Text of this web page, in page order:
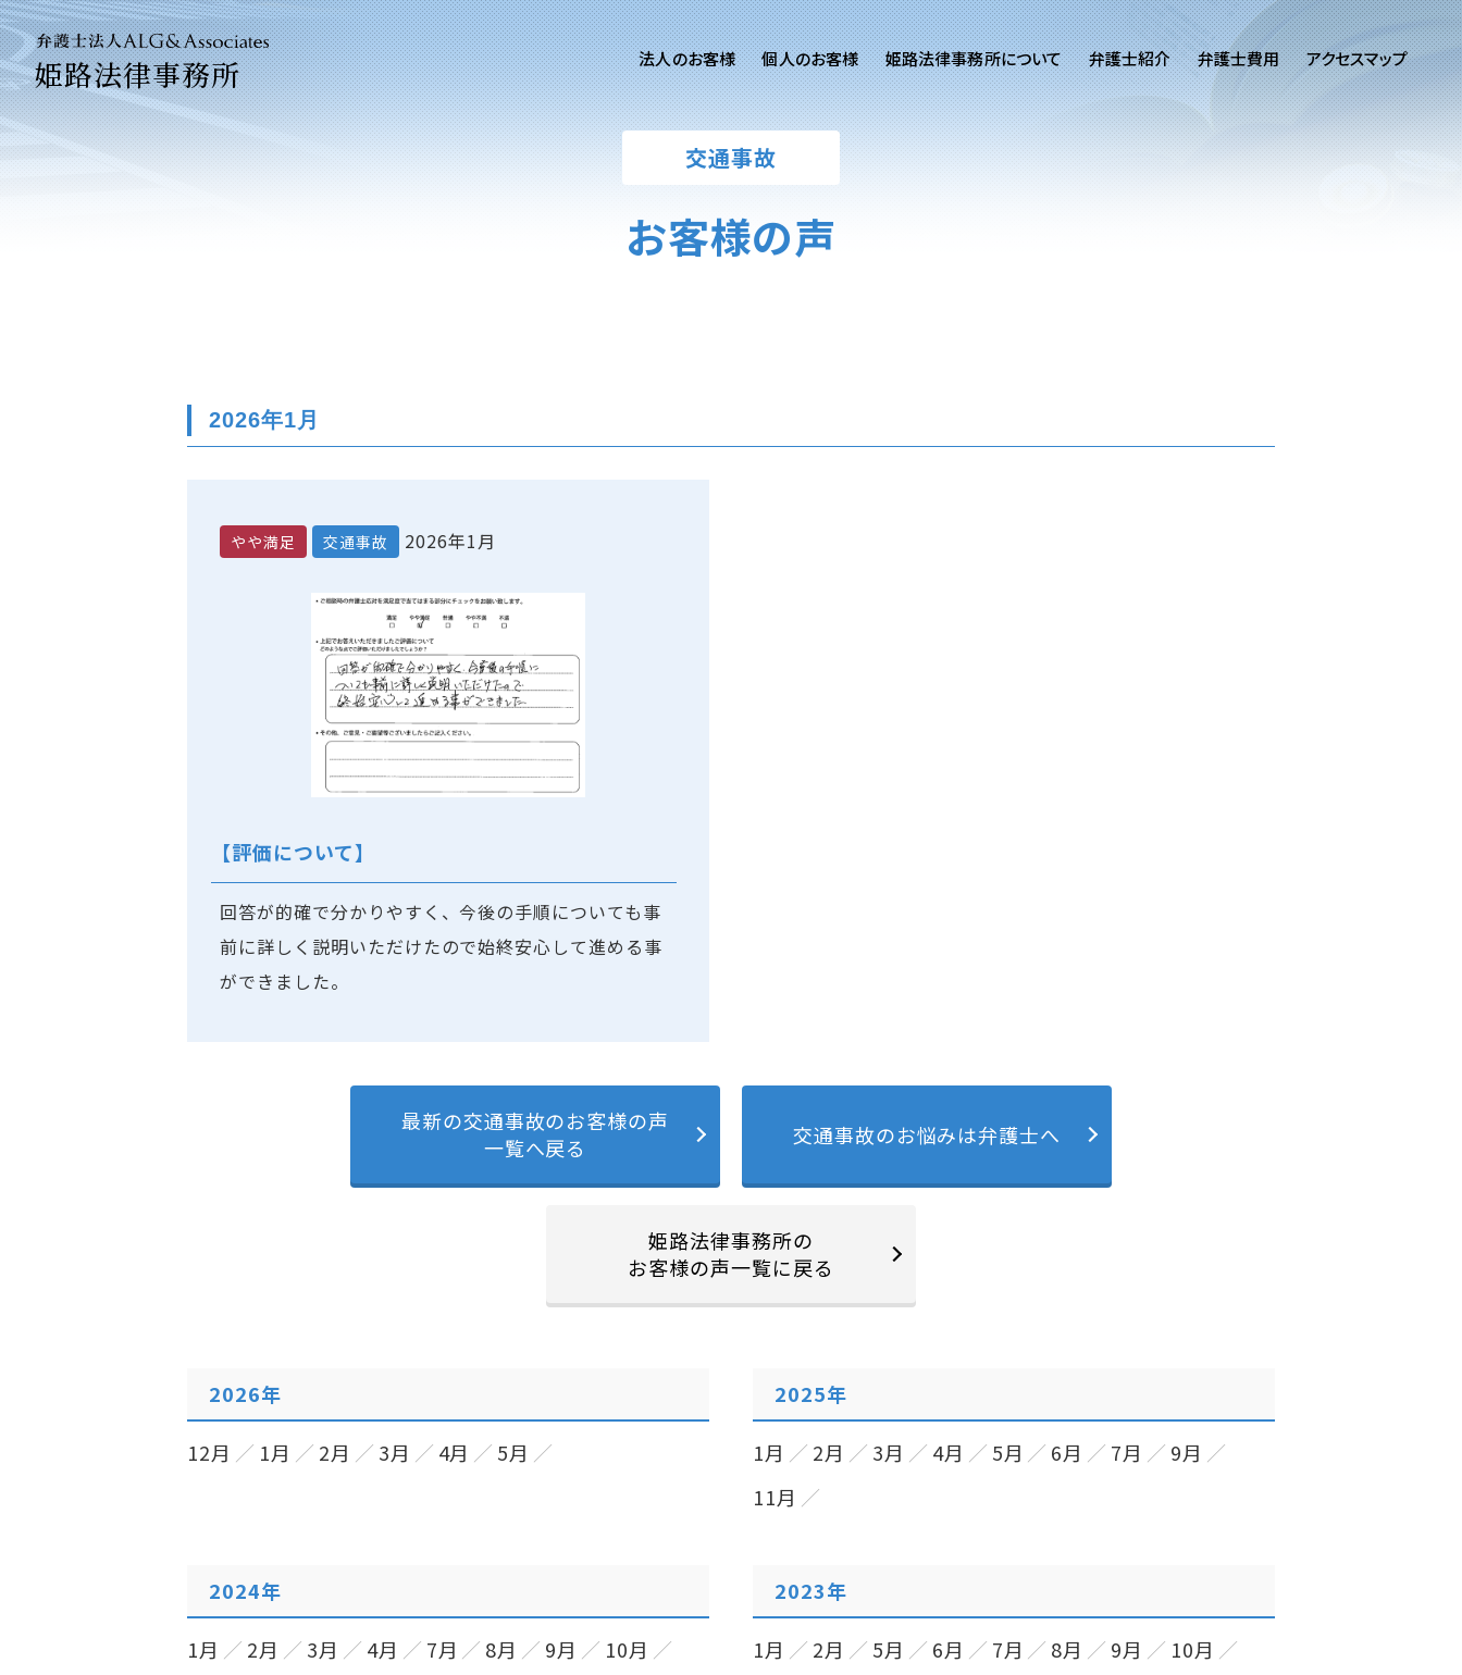
姫路法律事務所 法人のお客様
法人のお客様ご相談
労務専用サイト
個人のお客様
個人のお客様ご相談
姫路法律事務所について 弁護士紹介 弁護士費用 アクセスマップ
交通事故
お客様の声
2026年1月
やや満足 交通事故 2026年1月
【評価について】
回答が的確で分かりやすく、今後の手順についても事
前に詳しく説明いただけたので始終安心して進める事
ができました。
最新の交通事故のお客様の声
一覧へ戻る
交通事故のお悩みは弁護士へ
姫路法律事務所の
お客様の声一覧に戻る
2026年
12月 1月 2月 3月 4月 5月
2025年
1月 2月 3月 4月 5月 6月 7月
9月
11月
2024年
1月 2月 3月 4月 7月 8月 9月
10月
2023年
1月 2月 5月 6月 7月 8月 9月
10月